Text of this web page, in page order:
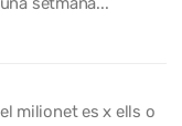
milionet es x ells o